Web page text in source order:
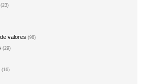
(23)
valores (98)
(29)
(16)